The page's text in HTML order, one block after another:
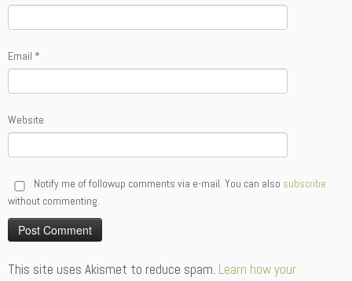
Email *
Website
Notify me of followup comments via e-mail. You can also subscribe
without commenting.
This site uses Akismet to reduce spam. Learn how your